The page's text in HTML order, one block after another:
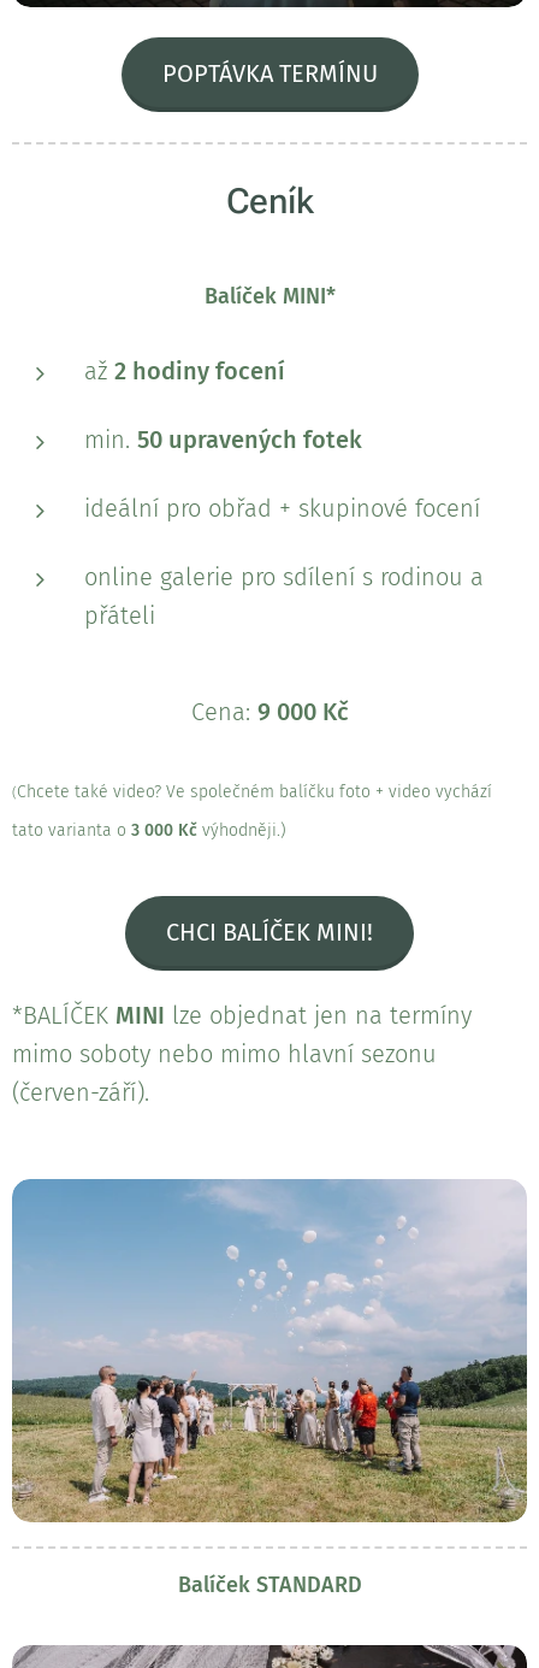
POPTÁVKA TERMÍNU
Ceník
Balíček MINI*
až 2 hodiny focení
min. 50 upravených fotek
ideální pro obřad + skupinové focení
online galerie pro sdílení s rodinou a
přáteli
Cena: 9 000 Kč
(Chcete také video? Ve společném balíčku foto + video vychází
tato varianta o 3 000 Kč výhodněji.)
CHCI BALÍČEK MINI!
*BALÍČEK MINI lze objednat jen na termíny
mimo soboty nebo mimo hlavní sezonu
(červen-září).
Balíček STANDARD